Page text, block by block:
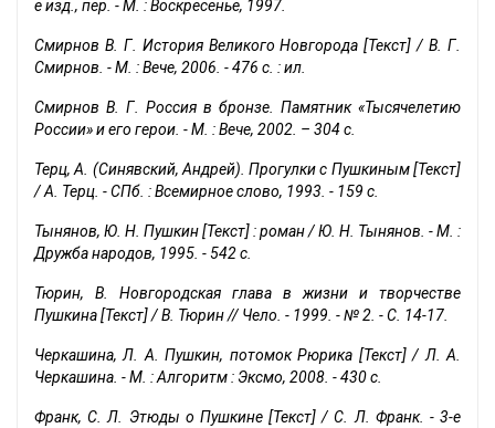
е изд., пер. - М. : Воскресенье, 1997.
Смирнов В. Г. История Великого Новгорода [Текст] / В. Г.
Смирнов. - М. : Вече, 2006. - 476 с. : ил.
Смирнов В. Г. Россия в бронзе. Памятник «Тысячелетию
России» и его герои. - М. : Вече, 2002. – 304 с.
Терц, А. (Синявский, Андрей). Прогулки с Пушкиным [Текст]
/ А. Терц. - СПб. : Всемирное слово, 1993. - 159 с.
Тынянов, Ю. Н. Пушкин [Текст] : роман / Ю. Н. Тынянов. - М. :
Дружба народов, 1995. - 542 с.
Тюрин, В. Новгородская глава в жизни и творчестве
Пушкина [Текст] / В. Тюрин // Чело. - 1999. - № 2. - С. 14-17.
Черкашина, Л. А. Пушкин, потомок Рюрика [Текст] / Л. А.
Черкашина. - М. : Алгоритм : Эксмо, 2008. - 430 с.
Франк, С. Л. Этюды о Пушкине [Текст] / С. Л. Франк. - 3-е